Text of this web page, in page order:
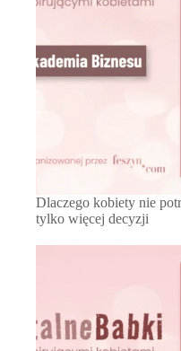
Dlaczego kobiety nie
tylko więcej decyzji